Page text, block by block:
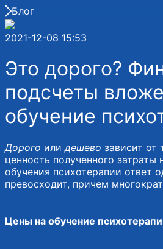
Блог
2021-12-08 15:53
Это дорого?
подсчеты
обучение
Дорого или дешево зависит от
ценность полученного затраты
обучения психотерапии ответ
превосходит, причем
Цены на обучение